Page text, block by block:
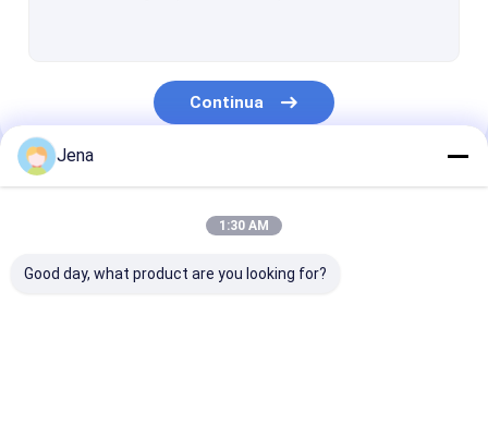
Emittente di disturbo di segnale WiFi
Emittente di disturbo portatile del segnale
Emittenti di disturbo del telefono di cella di prigione
Continua
Le Nostre Categorie
Jena
1:30 AM
Good day, what product are you looking for?